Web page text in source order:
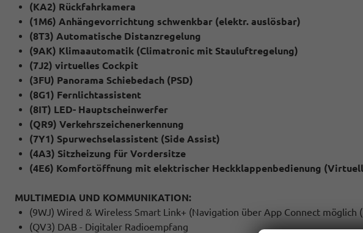
(KA2) Rückfahrkamera
(1M6) Anhängevorrichtung schwenkbar (elektr. auslösbar)
(8T3) Automatische Distanzregelung
(9AK) Klimaautomatik (Climatronic mit Stauluftregelung)
(7J2) virtuelles Cockpit
(3FU) Panorama Schiebedach (PSD)
(8G1) Fernlichtassistent
(8IT) LED- Hauptscheinwerfer
(QR9) Verkehrszeichenerkennung
(7Y1) Spurwechselassistent (Side Assist)
(4A3) Sitzheizung für Vordersitze
(4E6) Komfortöffnung mit elektrischer Heckklappenbedienung
MULTIMEDIA UND KOMMUNIKATION:
(9WJ) Wired & Wireless Smart Link+ (Navigation über App Connect
(QV3) DAB - Digitaler Radioempfang